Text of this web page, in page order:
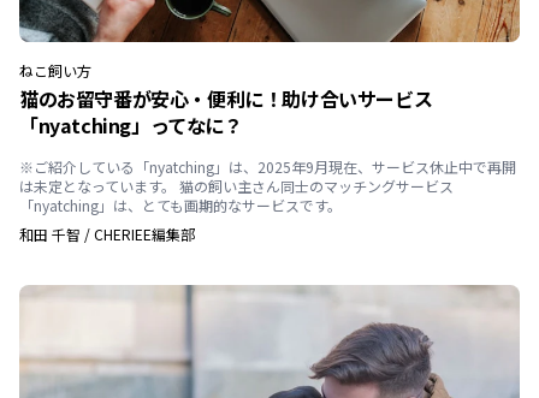
ねこ飼い方
猫のお留守番が安心・便利に！助け合いサービス
「nyatching」ってなに？
※ご紹介している「nyatching」は、2025年9月現在、サービス休止中で再開
は未定となっています。 猫の飼い主さん同士のマッチングサービス
「nyatching」は、とても画期的なサービスです。
和田 千智 /CHERIEE編集部